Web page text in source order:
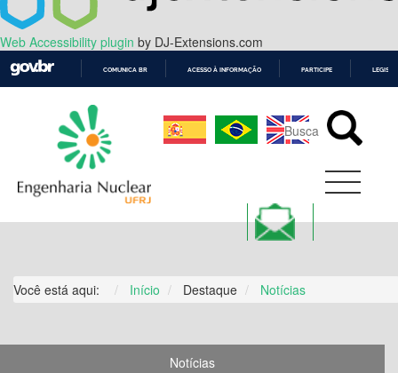
Web Accessibility plugin by DJ-Extensions.com
CONTEÚDO
COMUNICA BR ACESSO À INFORMAÇÃO PARTICIPE
Você está aqui: Início Destaque Notícias
Notícias